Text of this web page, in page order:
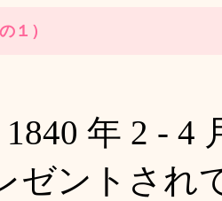
１）
年 2 - 4
ゼントさ